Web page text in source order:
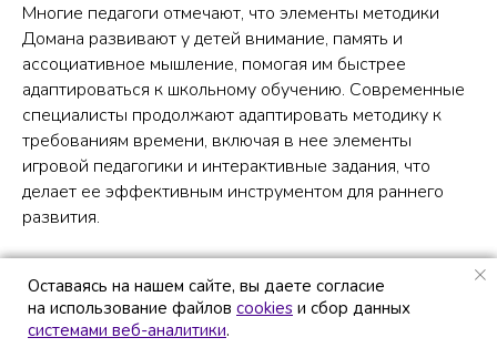
Оставаясь на нашем сайте, вы даете согласие
на использование файлов cookies и сбор данных
системами веб-аналитики.
Оставаясь на нашем сайте, вы даете согласие
на использование файлов cookies и сбор данных
системами веб-аналитики.
Многие педагоги отмечают, что элементы методики
Домана развивают у детей внимание, память и
ассоциативное мышление, помогая им быстрее
адаптироваться к школьному обучению. Современные
специалисты продолжают адаптировать методику к
требованиям времени, включая в нее элементы
игровой педагогики и интерактивные задания, что
делает ее эффективным инструментом для раннего
развития.
Насколько развита речь